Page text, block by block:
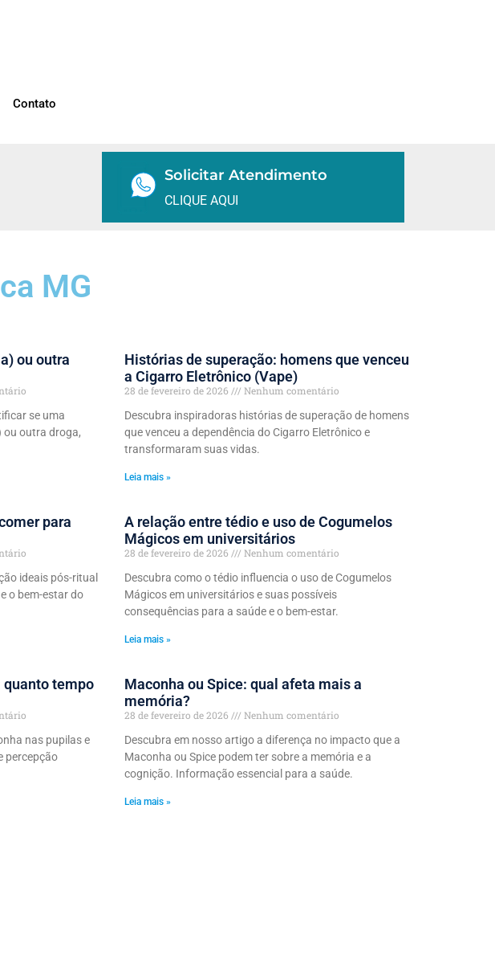
Contato
Solicitar Atendimento
CLIQUE AQUI
MG
ou outra
se uma
ou outra droga,
Histórias de superação: homens que venceu
a Cigarro Eletrônico (Vape)
28 de fevereiro de 2026
Nenhum comentário
Descubra inspiradoras histórias de superação de homens
que venceu a dependência do Cigarro Eletrônico e
transformaram suas vidas.
Leia mais »
para
ideais pós-ritual
o bem-estar do
A relação entre tédio e uso de Cogumelos
Mágicos em universitários
28 de fevereiro de 2026
Nenhum comentário
Descubra como o tédio influencia o uso de Cogumelos
Mágicos em universitários e suas possíveis
consequências para a saúde e o bem-estar.
Leia mais »
quanto tempo
nas pupilas e
percepção
Maconha ou Spice: qual afeta mais a
memória?
28 de fevereiro de 2026
Nenhum comentário
Descubra em nosso artigo a diferença no impacto que a
Maconha ou Spice podem ter sobre a memória e a
cognição. Informação essencial para a saúde.
Leia mais »